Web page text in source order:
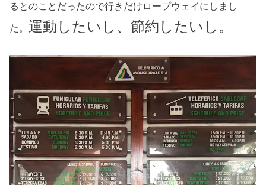
るとのことだったので行きだけロープウェイにしまし
た。運動したいし、節約したいし。